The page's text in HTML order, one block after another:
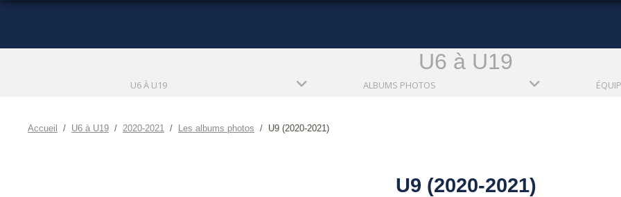
U6 à U19
U6 À U19 ALBUMS PHOTOS
Accueil U6 à U19 2020-2021 Les albums photos U9 (2020-2021)
U9 (2020-2021)